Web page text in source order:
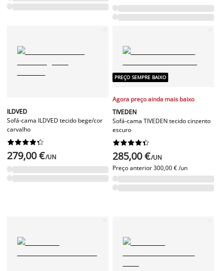
ILDVED
Sofá-cama ILDVED tecido bege/cor
carvalho






279,00 €/UN
PREÇO SEMPRE BAIXO
Agora preço ainda mais baixo
TIVEDEN
Sofá-cama TIVEDEN tecido cinzento
escuro






285,00 €/UN
Preço anterior300,00 € /un